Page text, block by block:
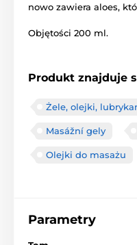
nowo zawiera aloes,
Objętości 200 ml.
Produkt znajduje
Żele, olejki,
Masážní gely
Olejki do masażu
Parametry